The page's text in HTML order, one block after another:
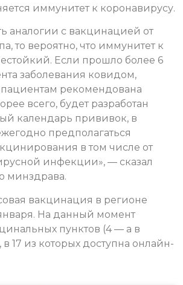
иммунитет к коронавирусу.
аналогии с вакцинацией от
то вероятно, что иммунитет к
Если прошло более 6
заболевания ковидом,
рекомендована
всего, будет разработан
календарь прививок, в
предполагаться
в том числе от
инфекции», — сказал
минздрава.
вакцинация в регионе
января. На данный момент
пунктов (4 — а в
в 17 из которых доступна онлайн-